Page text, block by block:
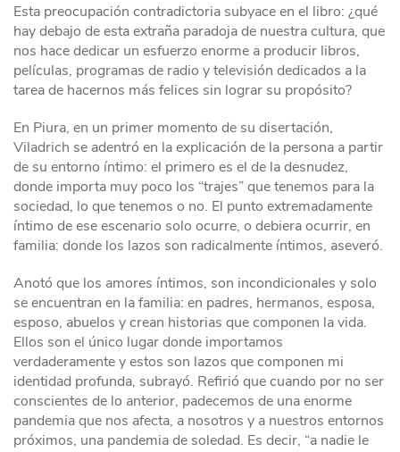
Esta preocupación contradictoria subyace en el libro: ¿qué
hay debajo de esta extraña paradoja de nuestra cultura, que
nos hace dedicar un esfuerzo enorme a producir libros,
películas, programas de radio y televisión dedicados a la
tarea de hacernos más felices sin lograr su propósito?
En Piura, en un primer momento de su disertación,
Viladrich se adentró en la explicación de la persona a partir
de su entorno íntimo: el primero es el de la desnudez,
donde importa muy poco los “trajes” que tenemos para la
sociedad, lo que tenemos o no. El punto extremadamente
íntimo de ese escenario solo ocurre, o debiera ocurrir, en
familia: donde los lazos son radicalmente íntimos, aseveró.
Anotó que los amores íntimos, son incondicionales y solo
se encuentran en la familia: en padres, hermanos, esposa,
esposo, abuelos y crean historias que componen la vida.
Ellos son el único lugar donde importamos
verdaderamente y estos son lazos que componen mi
identidad profunda, subrayó. Refirió que cuando por no ser
conscientes de lo anterior, padecemos de una enorme
pandemia que nos afecta, a nosotros y a nuestros entornos
próximos, una pandemia de soledad. Es decir, “a nadie le